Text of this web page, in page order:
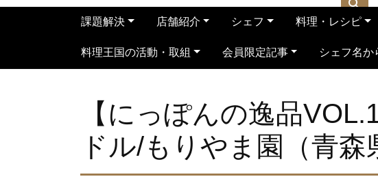
課題解決 店舗紹介 シェフ 料理・レシピ
料理王国の活動・取組 会員限定記事 シェフ名か
【にっぽんの逸品
ドル/もりやま園（青森